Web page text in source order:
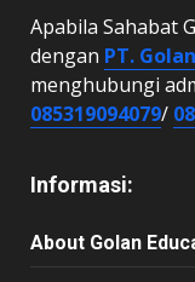
Apabila Sahabat
dengan PT.
menghubungi
085319094079/
Informasi:
About Golan